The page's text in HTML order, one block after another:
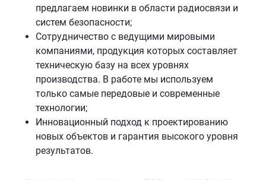
предлагаем новинки в области радиосвязи и
систем безопасности;
Сотрудничество с ведущими мировыми
компаниями, продукция которых составляет
техническую базу на всех уровнях
производства. В работе мы используем
только самые передовые и современные
технологии;
Инновационный подход к проектированию
новых объектов и гарантия высокого уровня
результатов.